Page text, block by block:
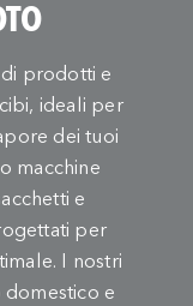
di prodotti e
ideali per
dei tuoi
macchine
e
per
I nostri
e